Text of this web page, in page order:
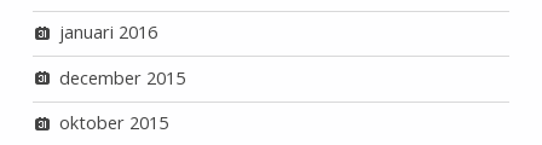
januari 2016
december 2015
oktober 2015